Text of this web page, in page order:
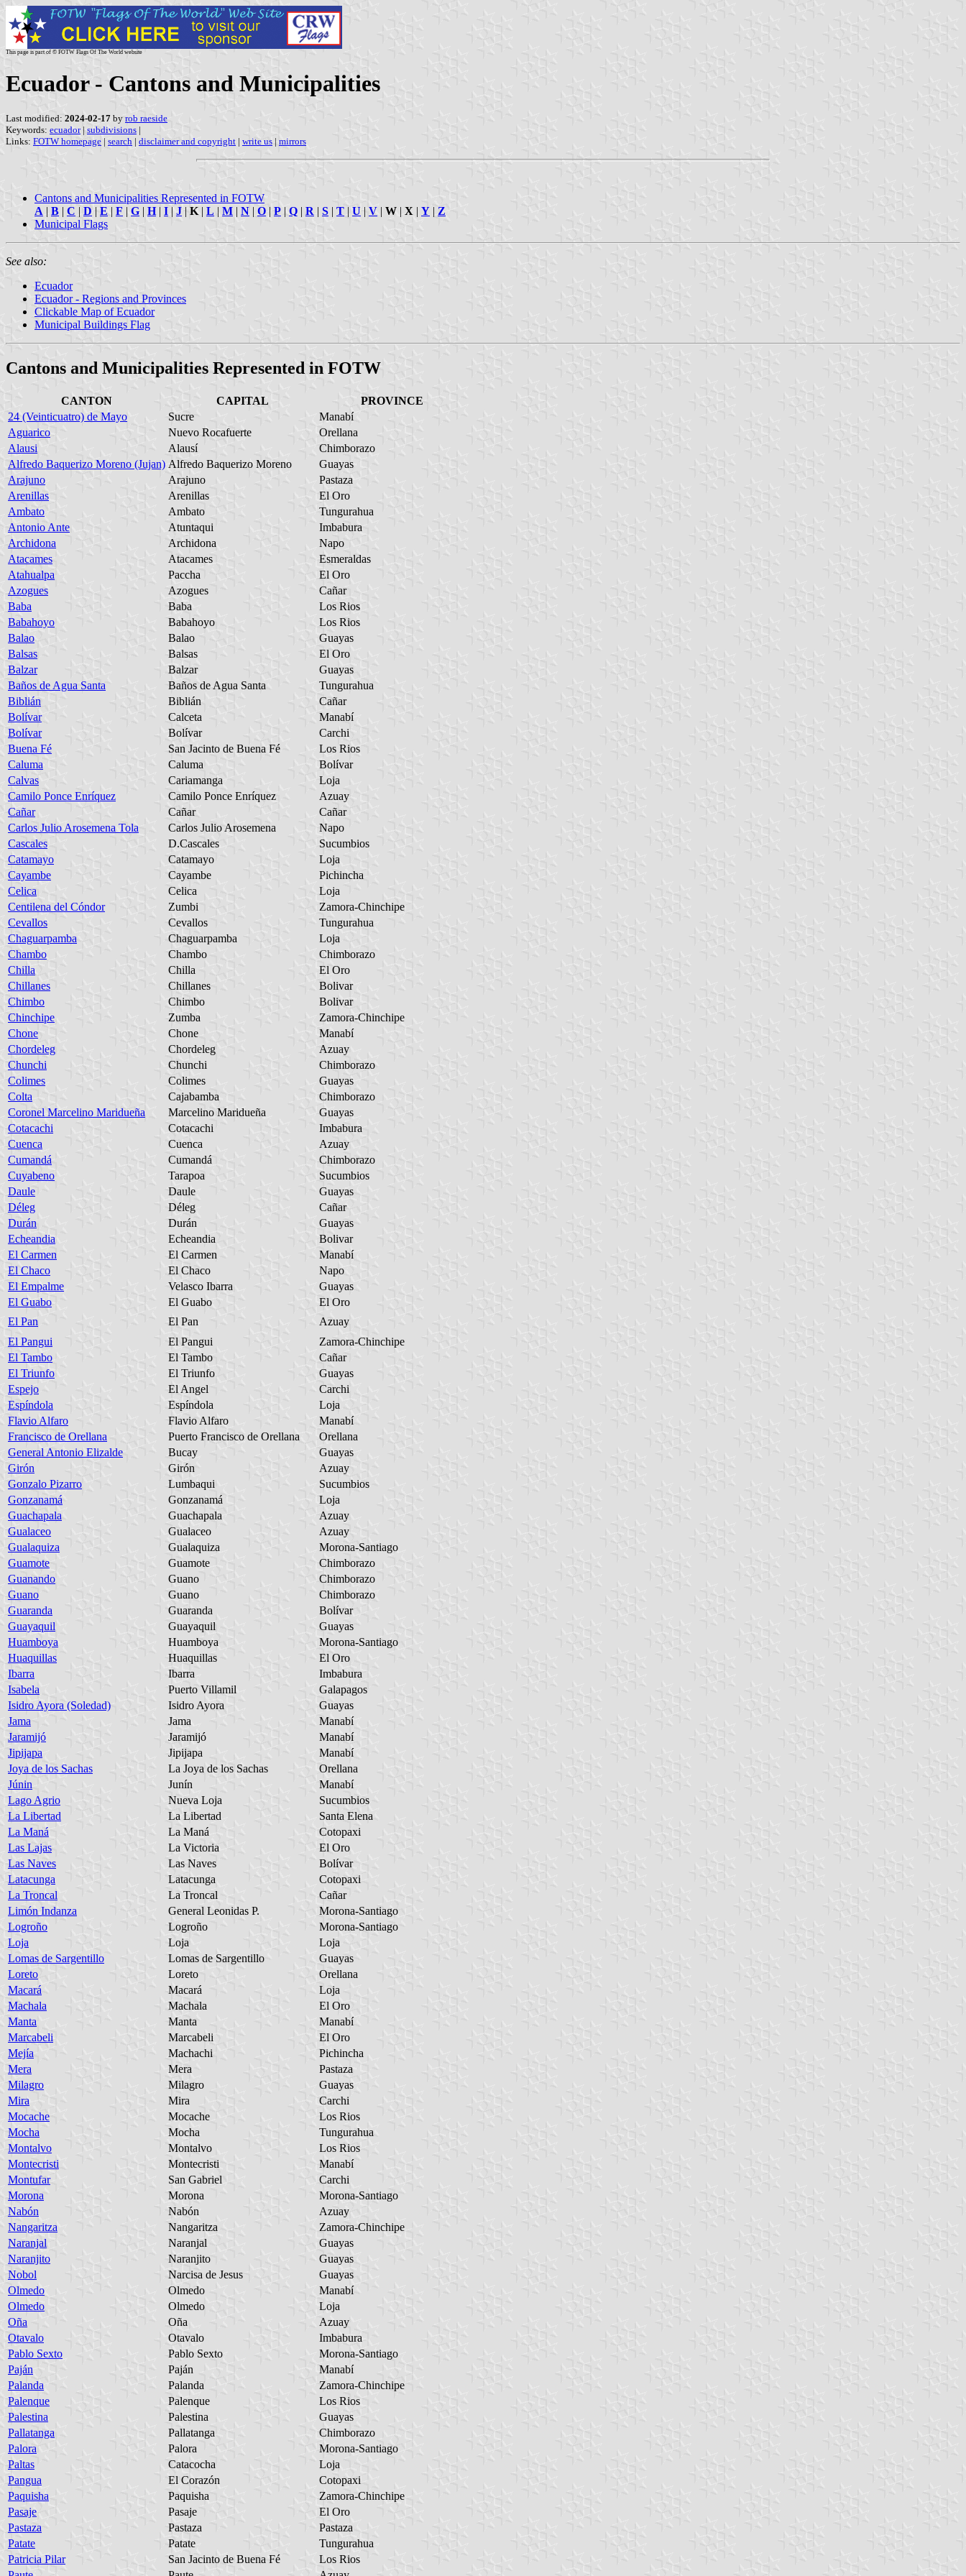
This page is part of © FOTW Flags Of The World website
Ecuador - Cantons and Municipalities
Last modified: 2024-02-17 by rob raeside
Keywords: ecuador| subdivisions |
Links: FOTW homepage | search | disclaimer and copyright | write us | mirrors
Cantons and Municipalities Represented in FOTW
A | B | C | D | E | F | G | H| I | J | K | L | M | N | O | P | Q | R | S | T | U | V | W | X | Y | Z
Municipal Flags
See also:
Ecuador
Ecuador - Regions and Provinces
Clickable Map of Ecuador
Municipal Buildings Flag
Cantons and Municipalities Represented in FOTW
CANTON CAPITAL
PROVINCE
24 (Veinticuatro) de Mayo
Sucre
Manabí
Aguarico
Nuevo Rocafuerte
Orellana
Alausi
Alausí
Chimborazo
Alfredo Baquerizo Moreno (Jujan) Alfredo Baquerizo Moreno
Guayas
Arajuno
Arajuno
Pastaza
Arenillas
Arenillas
El Oro
Ambato
Ambato
Tungurahua
Antonio Ante
Atuntaqui
Imbabura
Archidona
Archidona
Napo
Atacames
Atacames
Esmeraldas
Atahualpa
Paccha
El Oro
Azogues
Azogues
Cañar
Baba
Baba
Los Rios
Babahoyo
Babahoyo
Los Rios
Balao
Balao
Guayas
Balsas
Balsas
El Oro
Balzar
Balzar
Guayas
Baños de Agua Santa
Baños de Agua Santa
Tungurahua
Biblián
Biblián
Cañar
Bolívar
Calceta
Manabí
Bolívar
Bolívar
Carchi
Buena Fé
San Jacinto de Buena Fé
Los Rios
Caluma
Caluma
Bolívar
Calvas
Cariamanga
Loja
Camilo Ponce Enríquez
Camilo Ponce Enríquez
Azuay
Cañar
Cañar
Cañar
Carlos Julio Arosemena Tola
Carlos Julio Arosemena
Napo
Cascales
D.Cascales
Sucumbios
Catamayo
Catamayo
Loja
Cayambe
Cayambe
Pichincha
Celica
Celica
Loja
Centilena del Cóndor
Zumbi
Zamora-Chinchipe
Cevallos
Cevallos
Tungurahua
Chaguarpamba
Chaguarpamba
Loja
Chambo
Chambo
Chimborazo
Chilla
Chilla
El Oro
Chillanes
Chillanes
Bolivar
Chimbo
Chimbo
Bolivar
Chinchipe
Zumba
Zamora-Chinchipe
Chone
Chone
Manabí
Chordeleg
Chordeleg
Azuay
Chunchi
Chunchi
Chimborazo
Colimes
Colimes
Guayas
Colta
Cajabamba
Chimborazo
Coronel Marcelino Maridueña
Marcelino Maridueña
Guayas
Cotacachi
Cotacachi
Imbabura
Cuenca
Cuenca
Azuay
Cumandá
Cumandá
Chimborazo
Cuyabeno
Tarapoa
Sucumbios
Daule
Daule
Guayas
Déleg
Déleg
Cañar
Durán
Durán
Guayas
Echeandia
Echeandia
Bolivar
El Carmen
El Carmen
Manabí
El Chaco
El Chaco
Napo
El Empalme
Velasco Ibarra
Guayas
El Guabo
El Guabo
El Oro
El Pan
El Pan
Azuay
El Pangui
El Pangui
Zamora-Chinchipe
El Tambo
El Tambo
Cañar
El Triunfo
El Triunfo
Guayas
Espejo
El Angel
Carchi
Espíndola
Espíndola
Loja
Flavio Alfaro
Flavio Alfaro
Manabí
Francisco de Orellana
Puerto Francisco de Orellana
Orellana
General Antonio Elizalde
Bucay
Guayas
Girón
Girón
Azuay
Gonzalo Pizarro
Lumbaqui
Sucumbios
Gonzanamá
Gonzanamá
Loja
Guachapala
Guachapala
Azuay
Gualaceo
Gualaceo
Azuay
Gualaquiza
Gualaquiza
Morona-Santiago
Guamote
Guamote
Chimborazo
Guanando
Guano
Chimborazo
Guano
Guano
Chimborazo
Guaranda
Guaranda
Bolívar
Guayaquil
Guayaquil
Guayas
Huamboya
Huamboya
Morona-Santiago
Huaquillas
Huaquillas
El Oro
Ibarra
Ibarra
Imbabura
Isabela
Puerto Villamil
Galapagos
Isidro Ayora (Soledad)
Isidro Ayora
Guayas
Jama
Jama
Manabí
Jaramijó
Jaramijó
Manabí
Jipijapa
Jipijapa
Manabí
Joya de los Sachas
La Joya de los Sachas
Orellana
Júnin
Junín
Manabí
Lago Agrio
Nueva Loja
Sucumbios
La Libertad
La Libertad
Santa Elena
La Maná
La Maná
Cotopaxi
Las Lajas
La Victoria
El Oro
Las Naves
Las Naves
Bolívar
Latacunga
Latacunga
Cotopaxi
La Troncal
La Troncal
Cañar
Limón Indanza
General Leonidas P.
Morona-Santiago
Logroño
Logroño
Morona-Santiago
Loja
Loja
Loja
Lomas de Sargentillo
Lomas de Sargentillo
Guayas
Loreto
Loreto
Orellana
Macará
Macará
Loja
Machala
Machala
El Oro
Manta
Manta
Manabí
Marcabeli
Marcabeli
El Oro
Mejía
Machachi
Pichincha
Mera
Mera
Pastaza
Milagro
Milagro
Guayas
Mira
Mira
Carchi
Mocache
Mocache
Los Rios
Mocha
Mocha
Tungurahua
Montalvo
Montalvo
Los Rios
Montecristi
Montecristi
Manabí
Montufar
San Gabriel
Carchi
Morona
Morona
Morona-Santiago
Nabón
Nabón
Azuay
Nangaritza
Nangaritza
Zamora-Chinchipe
Naranjal
Naranjal
Guayas
Naranjito
Naranjito
Guayas
Nobol
Narcisa de Jesus
Guayas
Olmedo
Olmedo
Manabí
Olmedo
Olmedo
Loja
Oña
Oña
Azuay
Otavalo
Otavalo
Imbabura
Pablo Sexto
Pablo Sexto
Morona-Santiago
Paján
Paján
Manabí
Palanda
Palanda
Zamora-Chinchipe
Palenque
Palenque
Los Rios
Palestina
Palestina
Guayas
Pallatanga
Pallatanga
Chimborazo
Palora
Palora
Morona-Santiago
Paltas
Catacocha
Loja
Pangua
El Corazón
Cotopaxi
Paquisha
Paquisha
Zamora-Chinchipe
Pasaje
Pasaje
El Oro
Pastaza
Pastaza
Pastaza
Patate
Patate
Tungurahua
Patricia Pilar
San Jacinto de Buena Fé
Los Rios